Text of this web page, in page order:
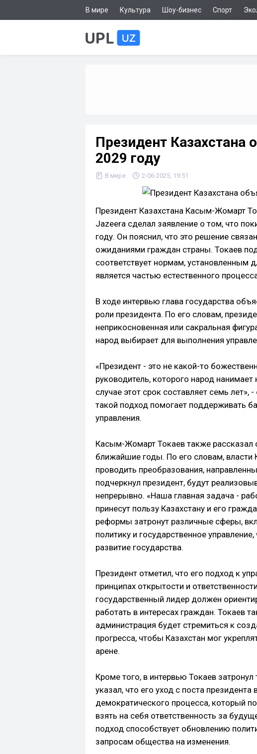
В мире Культура Шоу-бизнес Спорт
Президент Казахстана
2029 году
В мире 2-06-2025, 19:51
Президент Казахстана Касым-Жомарт
Jazeera сделал заявление о том, что
году. Он пояснил, что это решение
ожиданиями граждан страны. Токаев
соответствует нормам, установленным
является частью естественного
В ходе интервью глава государства
роли президента. По его словам,
неприкосновенная или сакральная
народ выбирает для выполнения
«Президент - это не какой-то
руководитель, которого народ
случае этот срок составляет семь лет»,
такой подход помогает поддерживать
управления.
Касым-Жомарт Токаев также рассказал
ближайшие годы. По его словам, власти
проводить преобразования,
подчеркнул президент, будут
непрерывно. «Наша главная задача -
принесут пользу Казахстану и его
реформы затронут различные сферы,
политику и государственное
развитие государства.
Президент отметил, что его подход к
принципах открытости и
государственный лидер должен
работать в интересах граждан. Токаев
администрация будет стремиться к
прогресса, чтобы Казахстан мог
арене.
Кроме того, в интервью Токаев
указал, что его уход с поста
демократического процесса, который
взять на себя ответственность за
подход способствует обновлению
запросам общества на изменения.